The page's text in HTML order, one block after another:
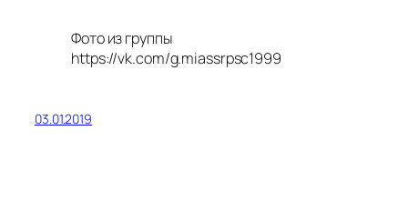
Фото из группы
https://vk.com/g.miassrpsc1999
03.01.2019